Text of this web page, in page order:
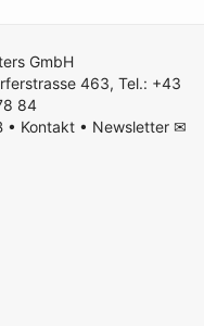
GmbH
463, Tel.: +43
84
• Kontakt • Newsletter ✉